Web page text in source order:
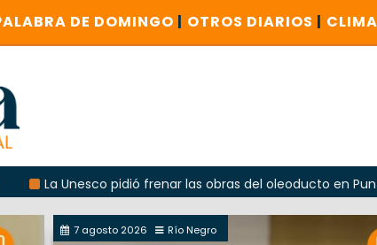
DE DOMINGO | OTROS DIARIOS | CLIMA
pidió frenar las obras del oleoducto en Punta Colorada
7 agosto 2026 Río Negro